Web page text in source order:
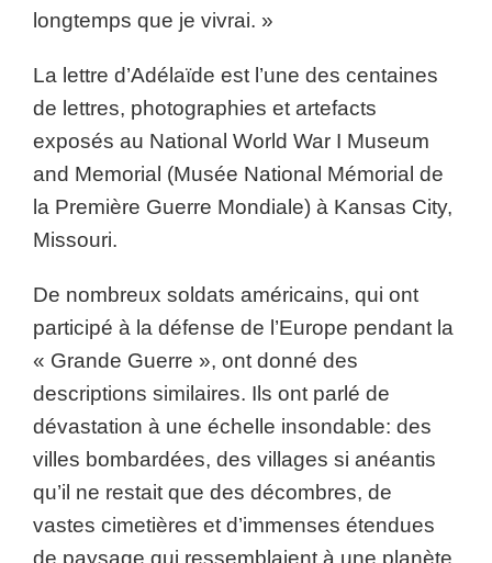
longtemps que je vivrai. »
La lettre d’Adélaïde est l’une des centaines
de lettres, photographies et artefacts
exposés au National World War I Museum
and Memorial (Musée National Mémorial de
la Première Guerre Mondiale) à Kansas City,
Missouri.
De nombreux soldats américains, qui ont
participé à la défense de l’Europe pendant la
« Grande Guerre », ont donné des
descriptions similaires. Ils ont parlé de
dévastation à une échelle insondable: des
villes bombardées, des villages si anéantis
qu’il ne restait que des décombres, de
vastes cimetières et d’immenses étendues
de paysage qui ressemblaient à une planète